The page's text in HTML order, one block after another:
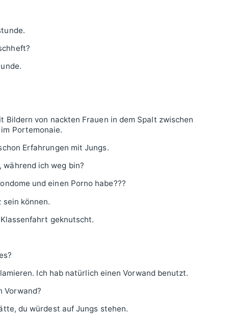
Bildern von nackten Frauen in dem Spalt zwischen
Portemonaie.
Erfahrungen mit Jungs.
während ich weg bin?
und einen Porno habe???
sein können.
geknutscht.
Ich hab natürlich einen Vorwand benutzt.
Vorwand?
du würdest auf Jungs stehen.